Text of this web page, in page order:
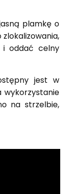
plamkę o
zlokalizowania,
i oddać celny
jest w
wykorzystanie
na strzelbie,